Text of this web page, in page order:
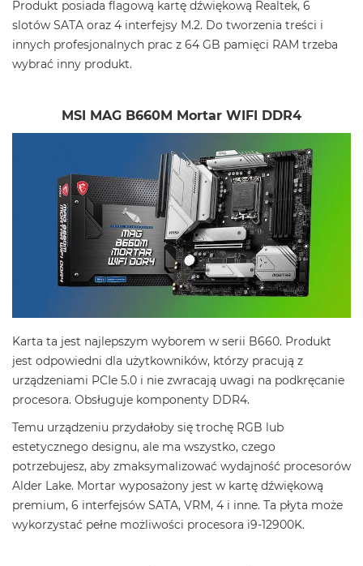
Produkt posiada flagową kartę dźwiękową Realtek, 6
slotów SATA oraz 4 interfejsy M.2. Do tworzenia treści i
innych profesjonalnych prac z 64 GB pamięci RAM trzeba
wybrać inny produkt.
MSI MAG B660M Mortar WIFI DDR4
Karta ta jest najlepszym wyborem w serii B660. Produkt
jest odpowiedni dla użytkowników, którzy pracują z
urządzeniami PCIe 5.0 i nie zwracają uwagi na podkręcanie
procesora. Obsługuje komponenty DDR4.
Temu urządzeniu przydałoby się trochę RGB lub
estetycznego designu, ale ma wszystko, czego
potrzebujesz, aby zmaksymalizować wydajność procesorów
Alder Lake. Mortar wyposażony jest w kartę dźwiękową
premium, 6 interfejsów SATA, VRM, 4 i inne. Ta płyta może
wykorzystać pełne możliwości procesora i9-12900K.